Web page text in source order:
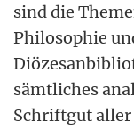
sind die
Philosophie
sämtliches
Schriftgut